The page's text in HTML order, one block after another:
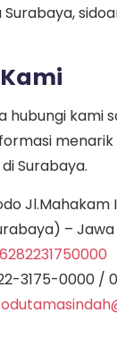
hubungi kami
Surabaya.
Jl.Mahakam
– Jawa
3175-0000/